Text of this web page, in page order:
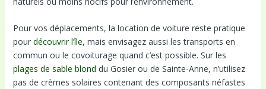
Pour vos déplacements, la location de voiture reste pratique
pour découvrir l’île, mais envisagez aussi les transports en
commun ou le covoiturage quand c’est possible. Sur les
plages de sable blond du Gosier ou de Sainte-Anne, n’utilisez
pas de crèmes solaires contenant des composants néfastes